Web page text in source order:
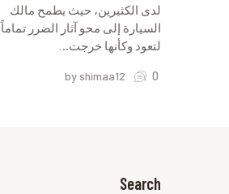
لدى الكثيرين، حيث يطمح مالك
السيارة إلى محو آثار الضرر تماماً
لتعود وكأنها خرجت…
by shimaa12 0
Search